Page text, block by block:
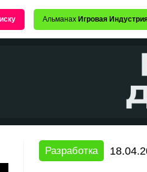
Альманах Игровая
Разработка